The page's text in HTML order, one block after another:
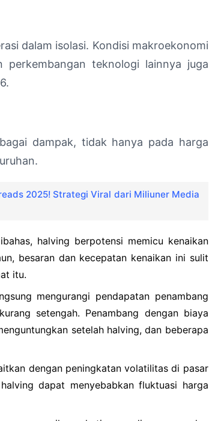
dalam isolasi. Kondisi makroekonomi
perkembangan teknologi lainnya juga
dampak, tidak hanya pada harga
2025! Strategi Viral dari Miliuner Media
halving berpotensi memicu kenaikan
besaran dan kecepatan kenaikan ini sulit
itu.
mengurangi pendapatan penambang
setengah. Penambang dengan biaya
setelah halving, dan beberapa
dengan peningkatan volatilitas di pasar
dapat menyebabkan fluktuasi harga